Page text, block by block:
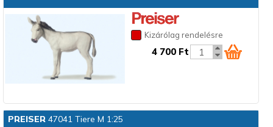
Kizárólag rendelésre
4 700 Ft
PREISER47041 Tiere M 1:25